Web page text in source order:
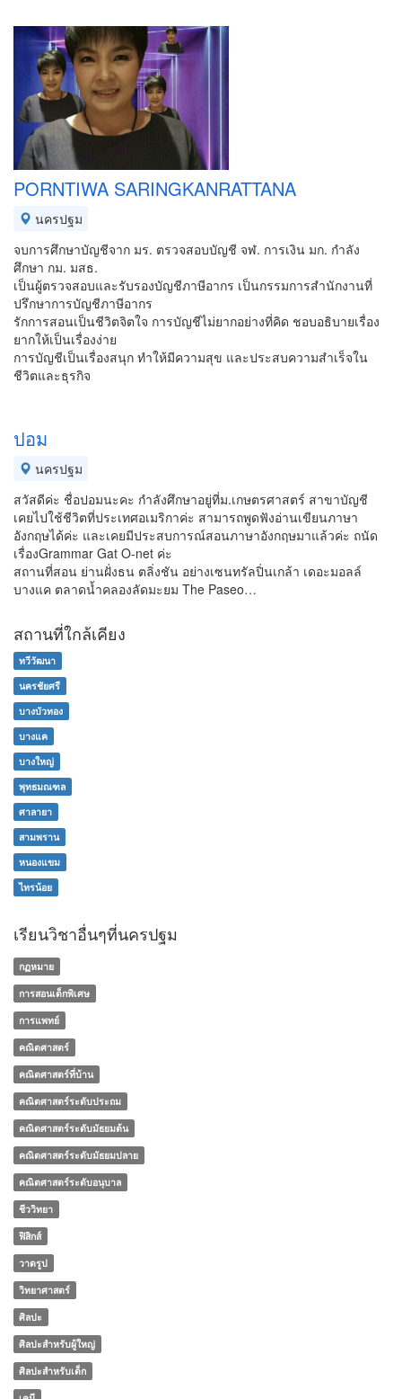
PORNTIWA SARINGKANRATTANA
นครปฐม
จบการศึกษาบัญชีจาก มร. ตรวจสอบบัญชี จฬ. การเงิน มก. กำลัง
ศึกษา กม. มสธ.
เป็นผู้ตรวจสอบและรับรองบัญชีภาษีอากร เป็นกรรมการสำนักงานที่
ปรึกษาการบัญชีภาษีอากร
รักการสอนเป็นชีวิตจิตใจ การบัญชีไม่ยากอย่างที่คิด ชอบอธิบายเรื่อง
ยากให้เป็นเรื่องง่าย
การบัญชีเป็นเรื่องสนุก ทำให้มีความสุข และประสบความสำเร็จใน
ชีวิตและธุรกิจ
ปอม
นครปฐม
สวัสดีค่ะ ชื่อปอมนะคะ กำลังศึกษาอยู่ที่ม.เกษตรศาสตร์ สาขาบัญชี
เคยไปใช้ชีวิตที่ประเทศอเมริกาค่ะ สามารถพูดฟังอ่านเขียนภาษา
อังกฤษได้ค่ะ และเคยมีประสบการณ์สอนภาษาอังกฤษมาแล้วค่ะ ถนัด
เรื่องGrammar Gat O-net ค่ะ
สถานที่สอน ย่านฝั่งธน ตลิ่งชัน อย่างเซนทรัลปิ่นเกล้า เดอะมอลล์
บางแค ตลาดน้ำคลองลัดมะยม The Paseo…
สถานที่ใกล้เคียง
ทวีวัฒนา
นครชัยศรี
บางบัวทอง
บางแค
บางใหญ่
พุทธมณฑล
ศาลายา
สามพราน
หนองแขม
ไทรน้อย
เรียนวิชาอื่นๆที่นครปฐม
กฏหมาย
การสอนเด็กพิเศษ
การแพทย์
คณิตศาสตร์
คณิตศาสตร์ที่บ้าน
คณิตศาสตร์ระดับประถม
คณิตศาสตร์ระดับมัธยมต้น
คณิตศาสตร์ระดับมัธยมปลาย
คณิตศาสตร์ระดับอนุบาล
ชีววิทยา
ฟิสิกส์
วาดรูป
วิทยาศาสตร์
ศิลปะ
ศิลปะสำหรับผู้ใหญ่
ศิลปะสำหรับเด็ก